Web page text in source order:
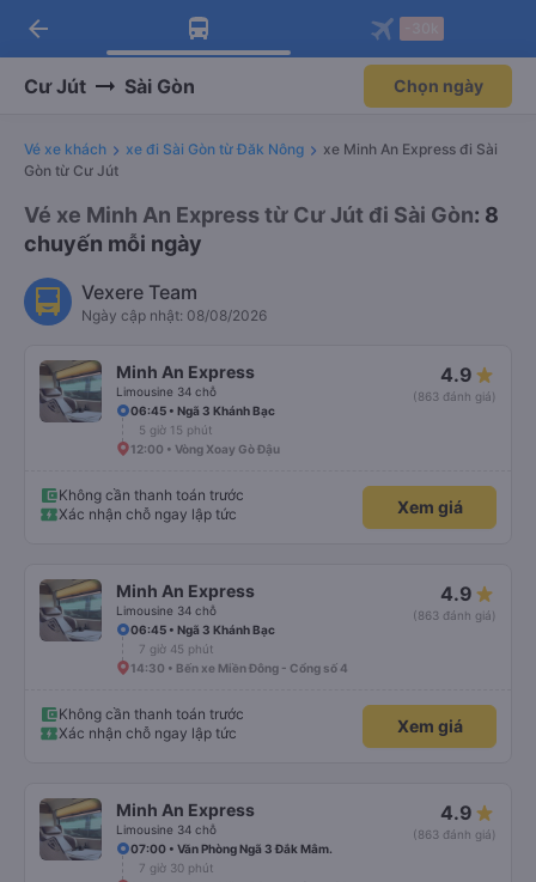
Tải app Vexere ngay!
Nhận ưu đãi thành viên độc
Mở app
Tải app Vexere
-30k/ghế khi đặt vé máy bay qua
Mở app
arrow_back
Cư Jút Sài Gòn Chọn ngày
Vé xe khách xe đi Sài Gòn từ Đăk Nông
xe Minh An Express đi Sài
Gòn từ Cư Jút
Vé xe Minh An Express từ Cư Jút đi Sài Gòn: 8
chuyến mỗi ngày
Vexere Team
Ngày cập nhật: 08/08/2026
Minh An Express
Limousine 34 chỗ
4.9
(863 đánh giá)
06:45 • Ngã 3 Khánh Bạc
5 giờ 15 phút
12:00 • Vòng Xoay Gò Đậu
Không cần thanh toán trước
Xác nhận chỗ ngay lập tức
Xem giá
Minh An Express
Limousine 34 chỗ
4.9
(863 đánh giá)
06:45 • Ngã 3 Khánh Bạc
7 giờ 45 phút
14:30 • Bến xe Miền Đông - Cổng số 4
Không cần thanh toán trước
Xác nhận chỗ ngay lập tức
Xem giá
Minh An Express
Limousine 34 chỗ
4.9
(863 đánh giá)
07:00 • Văn Phòng Ngã 3 Đắk Mâm.
7 giờ 30 phút